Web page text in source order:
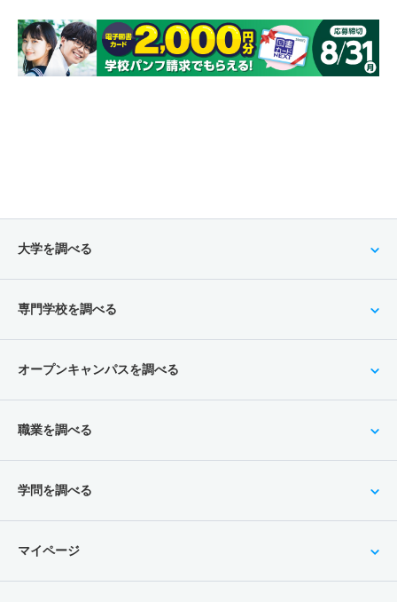
大学を調べる
専門学校を調べる
オープンキャンパスを調べる
職業を調べる
学問を調べる
マイページ